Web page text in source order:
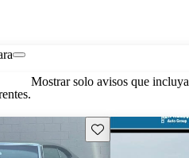
Mostrar solo avisos que
Guarda este Aviso